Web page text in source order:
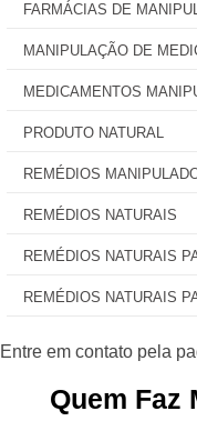
FARMÁCIAS DE
MANIPULAÇÃO DE
MEDICAMENTOS
PRODUTO NATURAL
REMÉDIOS
REMÉDIOS NATURAIS
REMÉDIOS NATURAIS
REMÉDIOS NATURAIS
Quem Faz